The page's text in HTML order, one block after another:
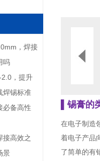
，焊接
吗
，提升
焊锡标准
必备高性
接高效之
景
▌锡膏的
在电子制造
着电子产品
了简单的有